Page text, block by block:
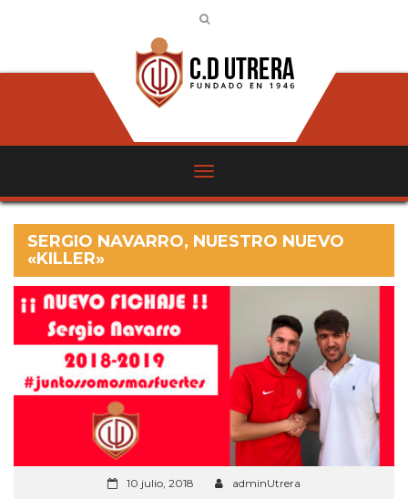
SERGIO NAVARRO, NUESTRO NUEVO
«KILLER»
10 julio, 2018
adminUtrera